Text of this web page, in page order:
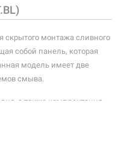
монтажа сливного
собой панель, которая
модель имеет две
смыва.
а также комплектация
без уведомления. За